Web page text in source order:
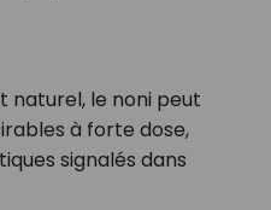
naturel, le noni peut
à forte dose,
signalés dans